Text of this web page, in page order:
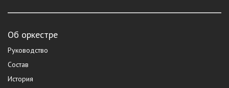
Об оркестре
Руководство
Состав
История